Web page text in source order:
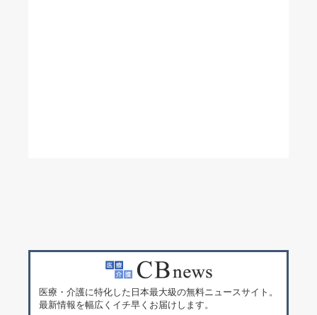
医療・介護に特化した日本最大級の無料ニュースサイト。
最新情報を幅広くイチ早くお届けします。